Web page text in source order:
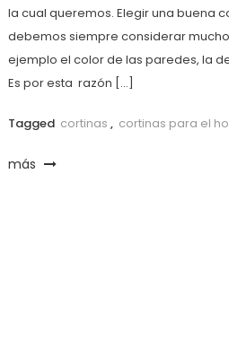
la cual queremos. Elegir una buena
debemos siempre considerar
ejemplo el color de las paredes, la
Es por esta razón […]
Tagged cortinas , cortinas para el
más